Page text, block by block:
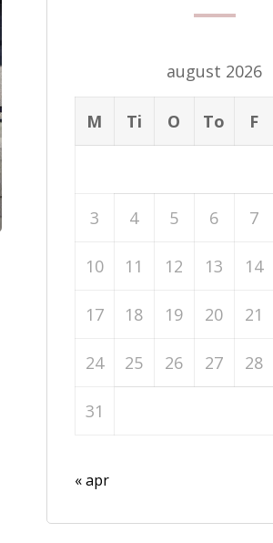
august 2026
M Ti O To F
3 4 5 6 7
10 11 12 13 14
17 18 19 20 21
24 25 26 27 28
31
« apr